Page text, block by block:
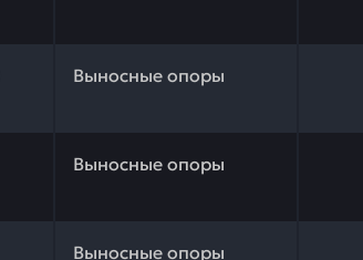
Выносные опоры
Ремкомплект (31y1-14200) (l4)
Выносные опоры
(sh) NISSAN КАРБЮРАТОР — это
Выносные опоры
Аутригер (опора) LIUGONG